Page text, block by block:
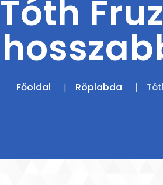
Tóth
Főoldal Röplabda